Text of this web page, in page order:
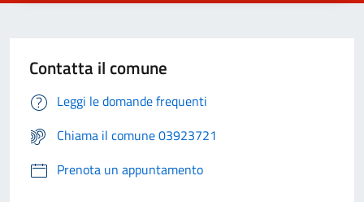
Contatta il comune
Leggi le domande frequenti
Chiama il comune 03923721
Prenota un appuntamento